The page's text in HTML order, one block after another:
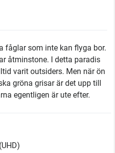
fåglar som inte kan flyga bor.
åtminstone. I detta paradis
varit outsiders. Men när ön
gröna grisar är det upp till
egentligen är ute efter.